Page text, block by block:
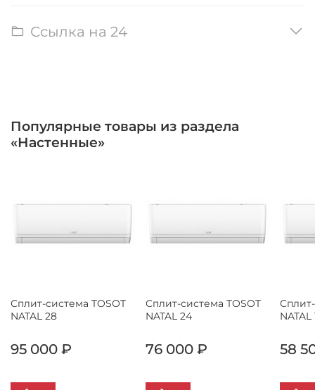
Ссылка на 24
Популярные товары из раздела
«Настенные»
Сплит-система TOSOT
NATAL 28
95 000 ₽
Сплит-система TOSOT
NATAL 24
76 000 ₽
NATAL
58